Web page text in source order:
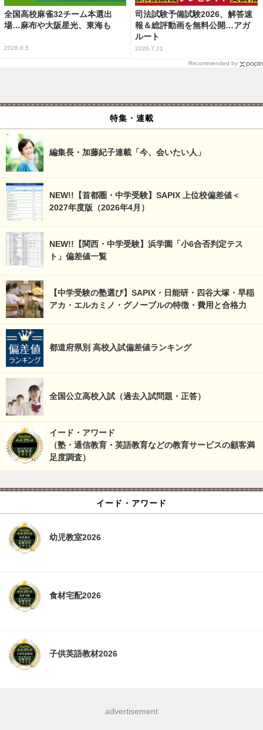
全国高校麻雀32チーム本選出
場…麻布や大阪星光、東海も
2026.8.5
司法試験予備試験2026、解答速
報＆総評動画を無料公開…アガ
ルート
2026.7.21
Recommended by
特集・連載
編集長・加藤紀子連載「今、会いたい人」
NEW!!【首都圏・中学受験】SAPIX 上位校偏差値＜
2027年度版（2026年4月）
NEW!!【関西・中学受験】浜学園「小6合否判定テス
ト」偏差値一覧
【中学受験の塾選び】SAPIX・日能研・四谷大塚・早稲
アカ・エルカミノ・グノーブルの特徴・費用と合格力
都道府県別 高校入試偏差値ランキング
全国公立高校入試（過去入試問題・正答）
イード・アワード
（塾・通信教育・英語教育などの教育サービスの顧客満
足度調査）
イード・アワード
幼児教室2026
食材宅配2026
子供英語教材2026
advertisement